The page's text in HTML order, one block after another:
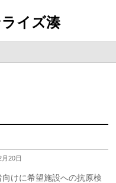
イズ湊
20日
けに希望施設への抗原検